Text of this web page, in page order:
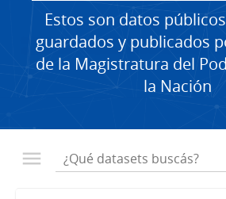
Estos son datos
guardados y publicados
de la Magistratura del
la Nación